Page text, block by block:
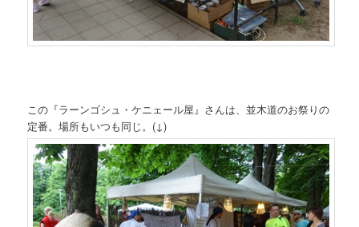
この『ラーンゴシュ・ケニェール屋』さんは、並木道のお祭りの
定番。場所もいつも同じ。(↓)